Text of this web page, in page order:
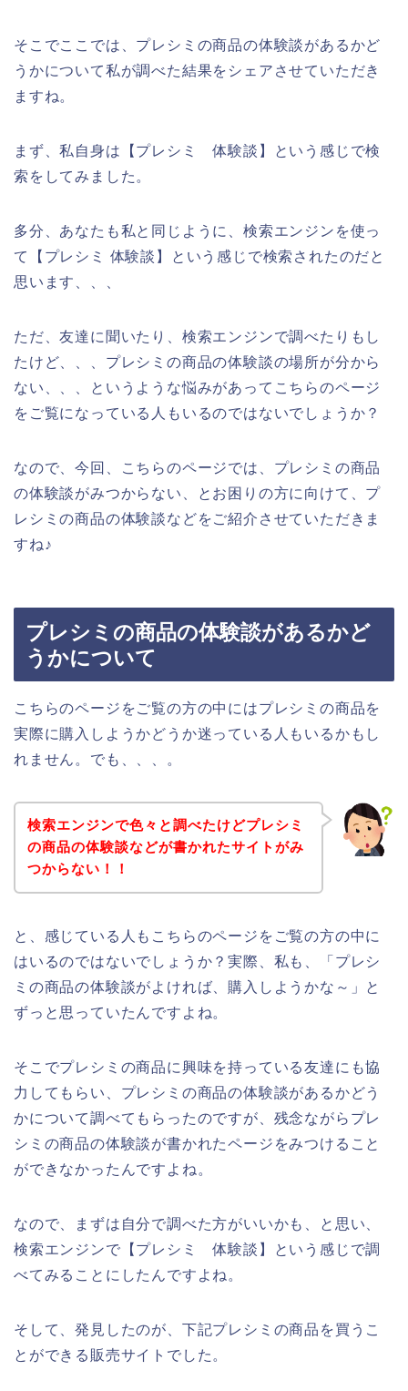
そこでここでは、プレシミの商品の体験談があるかど
うかについて私が調べた結果をシェアさせていただき
ますね。
まず、私自身は【プレシミ 体験談】という感じで検
索をしてみました。
多分、あなたも私と同じように、検索エンジンを使っ
て【プレシミ 体験談】という感じで検索されたのだと
思います、、、
ただ、友達に聞いたり、検索エンジンで調べたりもし
たけど、、、プレシミの商品の体験談の場所が分から
ない、、、というような悩みがあってこちらのページ
をご覧になっている人もいるのではないでしょうか？
なので、今回、こちらのページでは、プレシミの商品
の体験談がみつからない、とお困りの方に向けて、プ
レシミの商品の体験談などをご紹介させていただきま
すね♪
プレシミの商品の体験談があるかど
うかについて
こちらのページをご覧の方の中にはプレシミの商品を
実際に購入しようかどうか迷っている人もいるかもし
れません。でも、、、。
検索エンジンで色々と調べたけどプレシミ
の商品の体験談などが書かれたサイトがみ
つからない！！
と、感じている人もこちらのページをご覧の方の中に
はいるのではないでしょうか？実際、私も、「プレシ
ミの商品の体験談がよければ、購入しようかな～」と
ずっと思っていたんですよね。
そこでプレシミの商品に興味を持っている友達にも協
力してもらい、プレシミの商品の体験談があるかどう
かについて調べてもらったのですが、残念ながらプレ
シミの商品の体験談が書かれたページをみつけること
ができなかったんですよね。
なので、まずは自分で調べた方がいいかも、と思い、
検索エンジンで【プレシミ 体験談】という感じで調
べてみることにしたんですよね。
そして、発見したのが、下記プレシミの商品を買うこ
とができる販売サイトでした。